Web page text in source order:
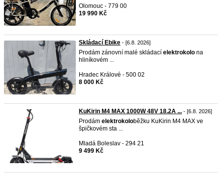
Olomouc - 779 00
19 990 Kč
Skládací Ebike - [6.8. 2026]
Prodám zánovní malé skládací elektrokolo na
hliníkovém ...
Hradec Králové - 500 02
8 000 Kč
KuKirin M4 MAX 1000W 48V 18.2A ... - [6.8. 2026]
Prodám elektrokoloběžku KuKirin M4 MAX ve
špičkovém sta ...
Mladá Boleslav - 294 21
9 499 Kč